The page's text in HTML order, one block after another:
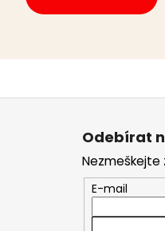
Z
Odebírat
Nezmeškejte
E-mail